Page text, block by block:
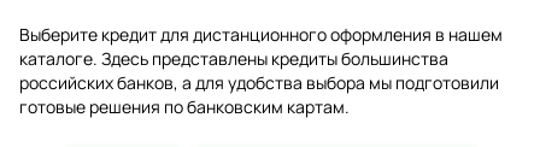
Выберите кредит для дистанционного оформления в нашем
каталоге. Здесь представлены кредиты большинства
российских банков, а для удобства выбора мы подготовили
готовые решения по банковским картам.